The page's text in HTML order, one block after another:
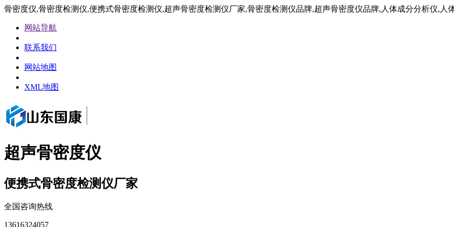
骨密度仪,骨密度检测仪,便携式骨密度检测仪,超声骨密度检测仪厂家,骨密度检测仪品牌,超声骨密度仪品牌,人体成分分析仪,人
网站导航
联系我们
网站地图
XML地图
超声骨密度仪
便携式骨密度检测仪厂家
全国咨询热线
13616324057